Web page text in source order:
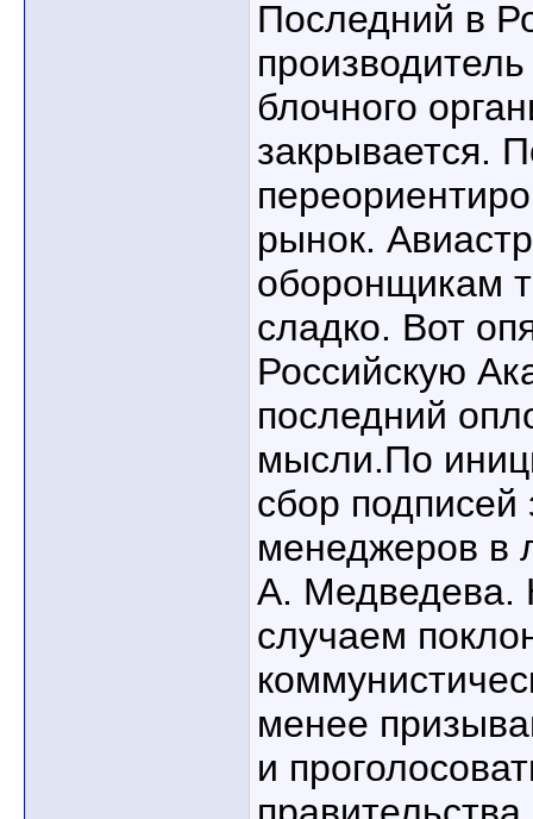
Последний в
блочного
закрывается.
рынок.
оборонщикам
сладко. Вот
Российскую
последний
мысли.По
сбор подписей
менеджеров в
А. Медведева.
случаем
менее
и